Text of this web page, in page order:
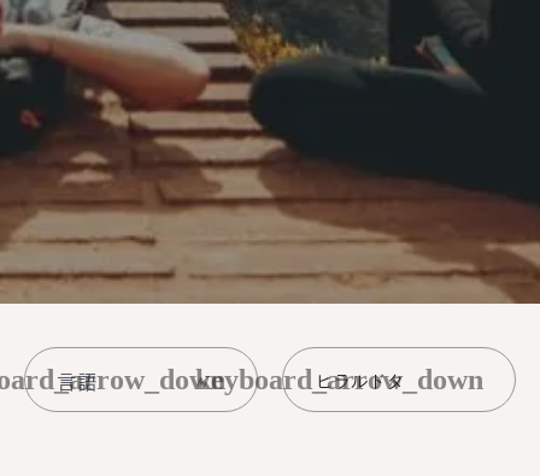
ヒラルドタ
keyboard_arrow_down